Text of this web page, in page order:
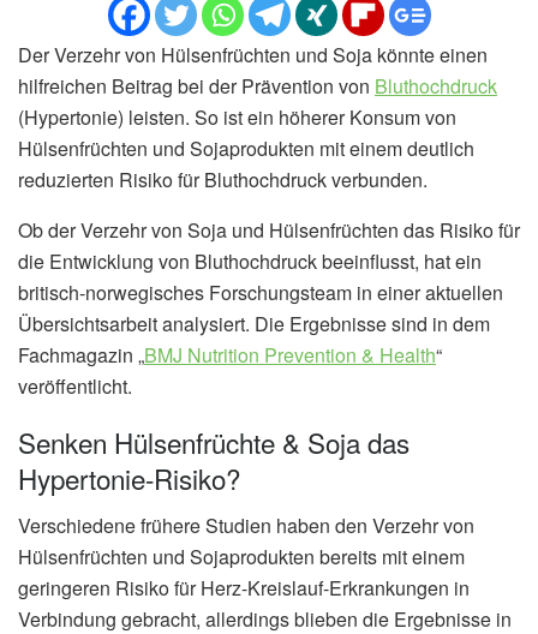
Der Verzehr von Hülsenfrüchten und Soja könnte einen
hilfreichen Beitrag bei der Prävention von Bluthochdruck
(Hypertonie) leisten. So ist ein höherer Konsum von
Hülsenfrüchten und Sojaprodukten mit einem deutlich
reduzierten Risiko für Bluthochdruck verbunden.
Ob der Verzehr von Soja und Hülsenfrüchten das Risiko für
die Entwicklung von Bluthochdruck beeinflusst, hat ein
britisch-norwegisches Forschungsteam in einer aktuellen
Übersichtsarbeit analysiert. Die Ergebnisse sind in dem
Fachmagazin „BMJ Nutrition Prevention & Health“
veröffentlicht.
Senken Hülsenfrüchte & Soja das
Hypertonie-Risiko?
Verschiedene frühere Studien haben den Verzehr von
Hülsenfrüchten und Sojaprodukten bereits mit einem
geringeren Risiko für Herz-Kreislauf-Erkrankungen in
Verbindung gebracht, allerdings blieben die Ergebnisse in